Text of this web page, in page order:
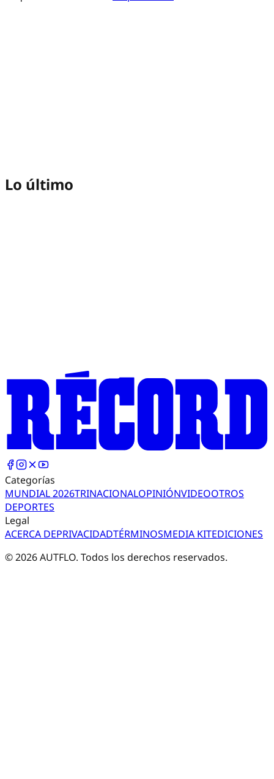
Lo último
Categorías
MUNDIAL 2026TRINACIONALOPINIÓNVIDEOOTROS
DEPORTES
Legal
ACERCA DEPRIVACIDADTÉRMINOSMEDIA KITEDICIONES
©2026AUTFLO. Todos los derechos reservados.